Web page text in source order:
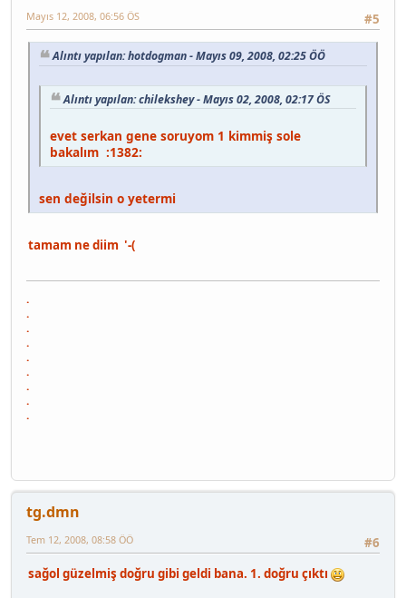
#5
Mayıs 12, 2008, 06:56 ÖS
Alıntı yapılan: hotdogman - Mayıs 09, 2008, 02:25 ÖÖ
Alıntı yapılan: chilekshey - Mayıs 02, 2008, 02:17 ÖS
evet serkan gene soruyom 1 kimmiş sole
bakalım :1382:
sen değilsin o yetermi
tamam ne diim '-(
.
.
.
.
.
.
.
.
.
tg.dmn
#6
Tem 12, 2008, 08:58 ÖÖ
sağol güzelmiş doğru gibi geldi bana. 1. doğru çıktı